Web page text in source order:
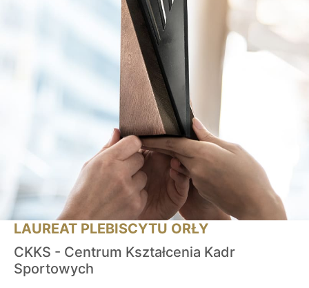
LAUREAT PLEBISCYTU ORŁY
CKKS - Centrum Kształcenia Kadr
Sportowych